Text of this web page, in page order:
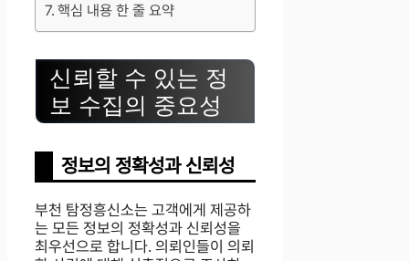
핵심 내용 한 줄 요약
신뢰할 수 있는 정
보 수집의 중요성
정보의 정확성과 신뢰성
부천 탐정흥신소는 고객에게 제공하
는 모든 정보의 정확성과 신뢰성을
최우선으로 합니다. 의뢰인들이 의뢰